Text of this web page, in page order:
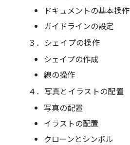
ドキュメントの基本操作
ガイドラインの設定
３．シェイプの操作
シェイプの作成
線の操作
４．写真とイラストの配置
写真の配置
イラストの配置
クローンとシンボル